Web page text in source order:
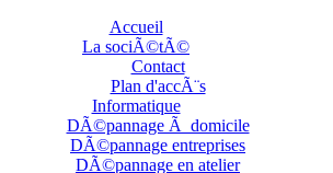
Accueil
La sociÃ©tÃ©
Contact
Plan d'accÃ¨s
Informatique
DÃ©pannage Ã domicile
DÃ©pannage entreprises
DÃ©pannage en atelier